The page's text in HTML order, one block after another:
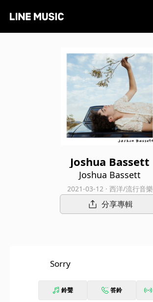
Joshua Bassett
Joshua Bassett
2021-03-12 · 西洋/流行音樂
分享專輯
Sorry
鈴聲 答鈴